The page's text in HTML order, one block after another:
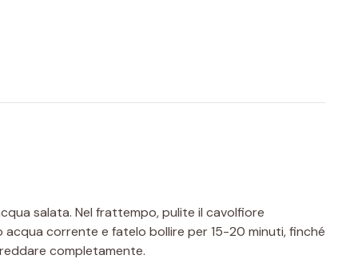
salata. Nel frattempo, pulite il cavolfiore
corrente e fatelo bollire per 15-20 minuti, finché
completamente.